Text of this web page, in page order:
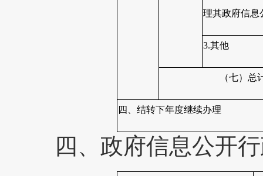
理其政府信息
3.其他
（七）总
四、结转下年度继续办理
四、政府信息公开